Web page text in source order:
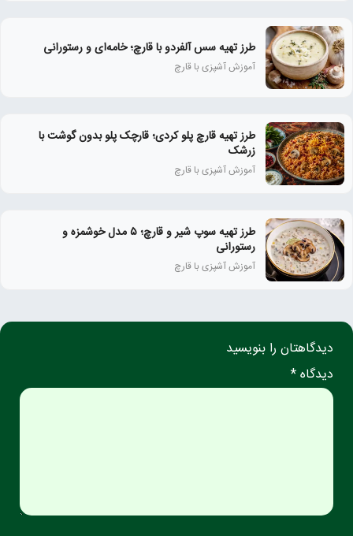
طرز تهیه سس آلفردو با قارچ؛ خامه‌ای و رستورانی
آموزش آشپزی با قارچ
طرز تهیه قارچ پلو کردی؛ قارچک پلو بدون گوشت با
زرشک
آموزش آشپزی با قارچ
طرز تهیه سوپ شیر و قارچ؛ ۵ مدل خوشمزه و
رستورانی
آموزش آشپزی با قارچ
دیدگاهتان را بنویسید
دیدگاه *